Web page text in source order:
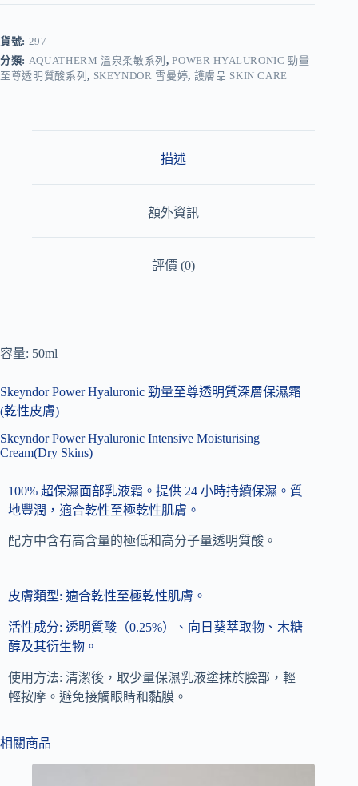
r
n
a
t
貨號: 297
分類: AQUATHERM 溫泉柔敏系列,POWER HYALURONIC 勁量
至尊透明質酸系列, SKEYNDOR 雪曼婷, 護膚品 SKIN CARE
描述
額外資訊
評價 (0)
容量: 50ml
Skeyndor Power Hyaluronic 勁量至尊透明質深層保濕霜
(乾性皮膚)
Skeyndor Power Hyaluronic Intensive Moisturising
Cream(Dry Skins)
100% 超保濕面部乳液霜。提供 24 小時持續保濕。質
地豐潤，適合乾性至極乾性肌膚。
配方中含有高含量的極低和高分子量透明質酸。
皮膚類型: 適合乾性至極乾性肌膚。
活性成分: 透明質酸（0.25%）、向日葵萃取物、木糖
醇及其衍生物。
使用方法: 清潔後，取少量保濕乳液塗抹於臉部，輕
輕按摩。避免接觸眼睛和黏膜。
相關商品